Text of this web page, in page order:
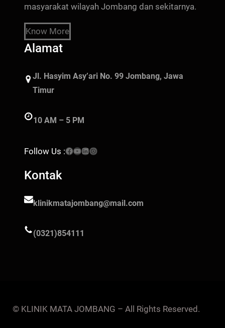
masyarakat wilayah Jombang dan sekitarnya.
Know More
Alamat
Jl. Hasyim Asy’ari No. 99 Jombang, Jawa
Timur
10 AM – 5 PM
Follow Us :Facebook YouTube LinkedIn Instagram
Kontak
klinikmatajombang@mail.com
(0321)854111
© KLINIK MATA JOMBANG – All Rights Reserved.